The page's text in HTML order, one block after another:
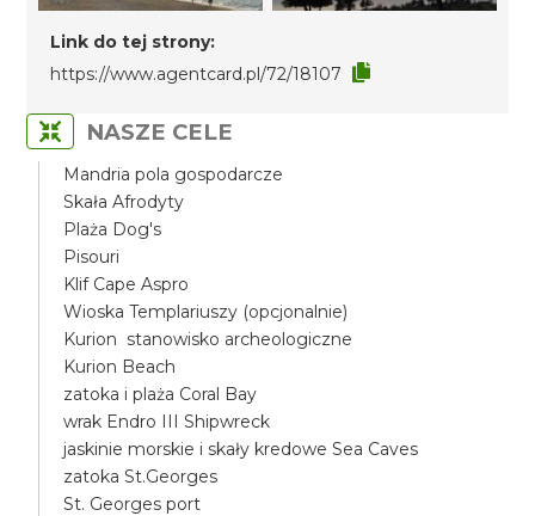
Link do tej strony:
https://www.agentcard.pl/72/18107
NASZE CELE
Mandria pola gospodarcze
Skała Afrodyty
Plaża Dog's
Pisouri
Klif Cape Aspro
Wioska Templariuszy (opcjonalnie)
Kurion stanowisko archeologiczne
Kurion Beach
zatoka i plaża Coral Bay
wrak Endro III Shipwreck
jaskinie morskie i skały kredowe Sea Caves
zatoka St.Georges
St. Georges port